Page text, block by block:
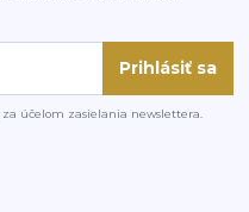
Prihlásiť sa
za účelom zasielania newslettera.